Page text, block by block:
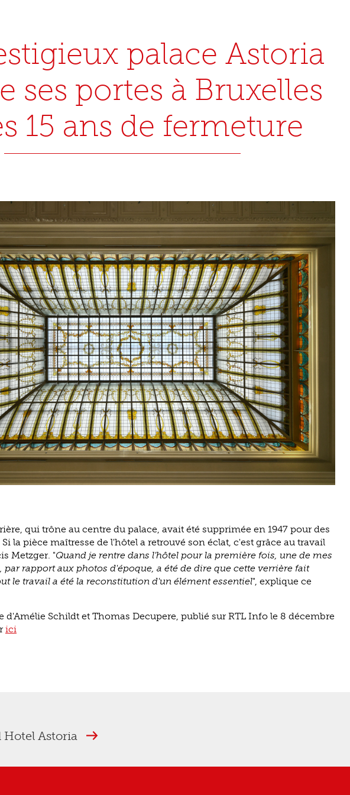
palace Astoria
ses portes à Bruxelles
15 ans de fermeture
qui trône au centre du palace, avait été supprimée en 1947 pour des
la pièce maîtresse de l'hôtel a retrouvé son éclat, c'est grâce au travail
Metzger. "Quand je rentre dans l'hôtel pour la première fois, une de mes
par rapport aux photos d'époque, a été de dire que cette verrière fait
le travail a été la reconstitution d'un élément essentiel", explique ce
d'Amélie Schildt et Thomas Decupere, publié sur RTL Info le 8 décembre
ici
Astoria